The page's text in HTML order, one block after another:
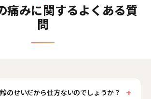
痛みに関するよくある質
問
のせいだから仕方ないのでしょうか？ +